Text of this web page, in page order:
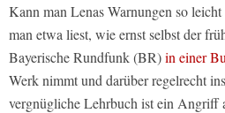
Kann man Lenas Warnungen so
man etwa liest, wie ernst selbst der
Bayerische Rundfunk (BR)in einer
Werk nimmt und darüber regelrecht
vergnügliche Lehrbuch ist ein Angriff